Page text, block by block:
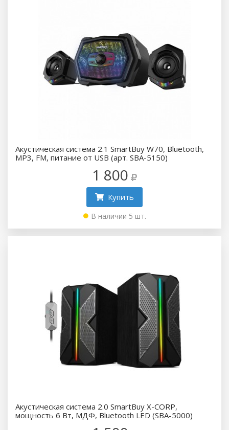
Акустическая система 2.1 SmartBuy W70, Bluetooth,
MP3, FM, питание от USB (арт. SBA-5150)
1 800
Купить
В наличии 5 шт.
Акустическая система 2.0 SmartBuy X-CORP,
мощность 6 Вт, МДФ, Bluetooth LED (SBA-5000)